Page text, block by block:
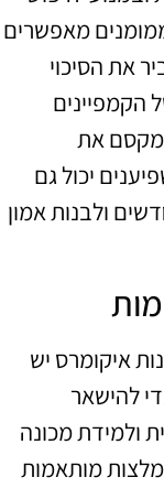
מאפשרים
את הסיכוי
הקמפיינים
את
יכול גם
ולבנות אמון
איקומרס יש
להישאר
ולמידת מכונה
מותאמות